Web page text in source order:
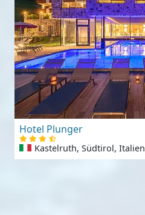
Hotel Plunger
Kastelruth, Südtirol, Italien